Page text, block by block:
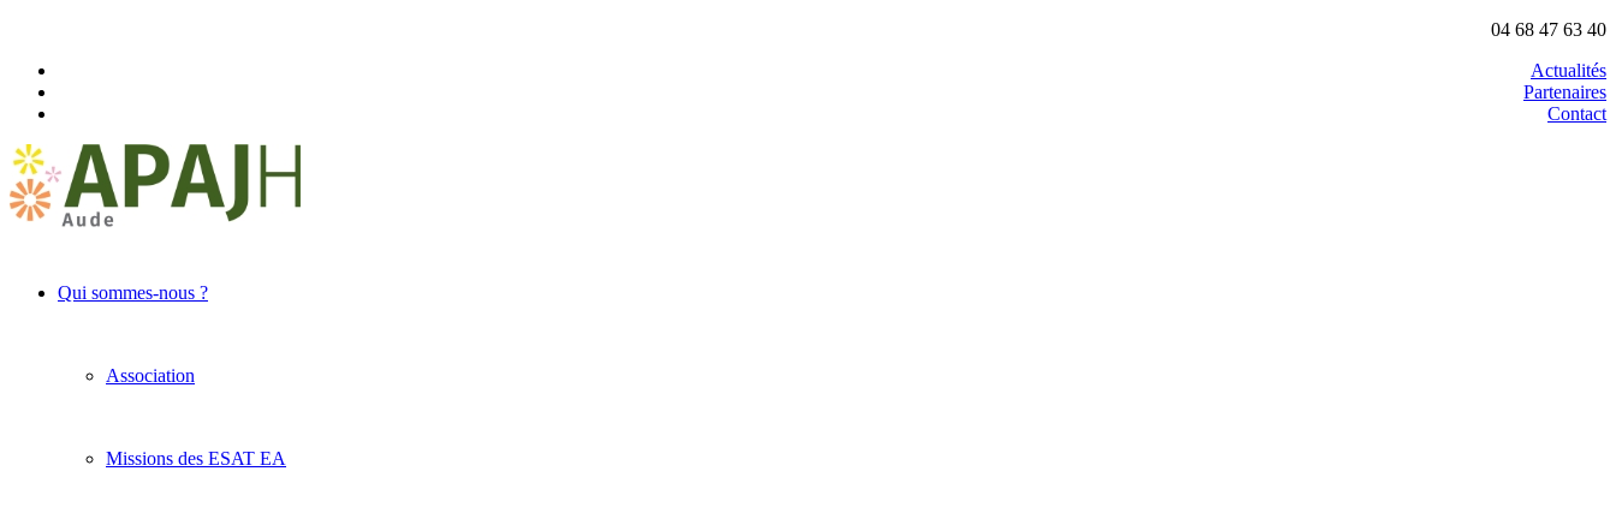
04 68 47 63 40
Actualités
Partenaires
Contact
Qui sommes-nous ?
Association
Missions des ESAT EA